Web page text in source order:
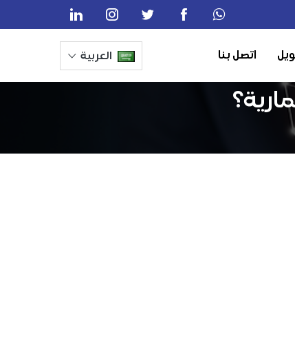
اتصل بنا العربية